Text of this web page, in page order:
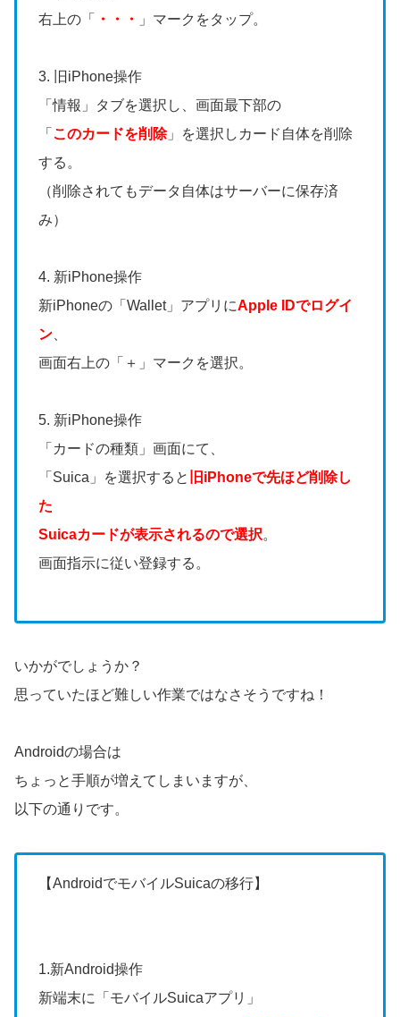
右上の「
・・・ 」マークをタップ。
3. 旧iPhone操作
「情報」タブを選択し、画面最下部の
「 このカードを削除」を選択しカード自体を削除
する。
（削除されてもデータ自体はサーバーに保存済
み）
4. 新iPhone操作
新iPhoneの「Wallet」アプリにApple IDでログイ
ン
画面右上の「＋」マークを選択。
5. 新iPhone操作
「カードの種類」画面にて、
「Suica」を選択すると 旧iPhoneで先ほど削除し
た
Suicaカードが表示されるので選択。
画面指示に従い登録する。
いかがでしょうか？
思っていたほど難しい作業ではなさそうですね！
Androidの場合は
ちょっと手順が増えてしまいますが、
以下の通りです。
【AndroidでモバイルSuicaの移行】
1.新Android操作
新端末に「モバイルSuicaアプリ」